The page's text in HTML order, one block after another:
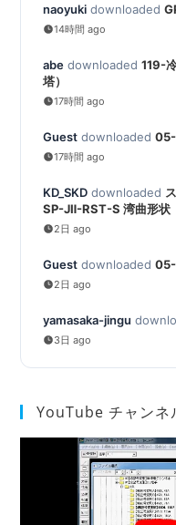
naoyuki downloaded
14時間 ago
abe downloaded 119-
塔）
17時間 ago
Guest downloaded 05-
17時間 ago
KD_SKD downloaded
SP-JⅡ-RST-S 湾曲形状
2日 ago
Guest downloaded 05-
2日 ago
yamasaka-jingu
3日 ago
YouTube チャンネ